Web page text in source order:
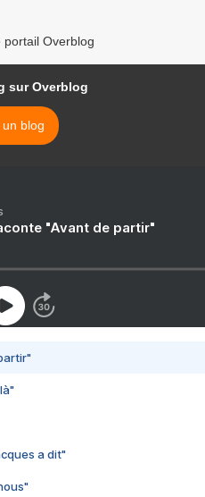
portail Overblog
sur Overblog
blog
"Avant de partir"
a dit"